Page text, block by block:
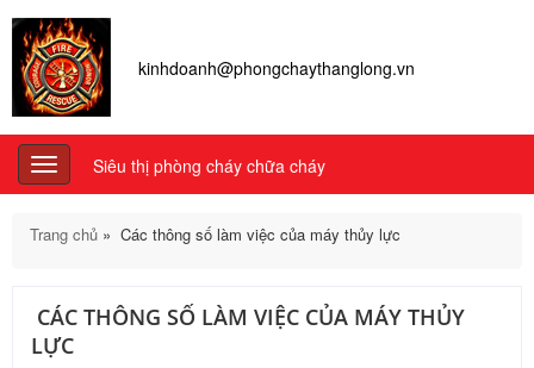
kinhdoanh@phongchaythanglong.vn
Toggle
navigation
Siêu thị phòng cháy chữa cháy
Trang chủ » Các thông số làm việc của máy thủy lực
CÁC THÔNG SỐ LÀM VIỆC CỦA MÁY THỦY
LỰC